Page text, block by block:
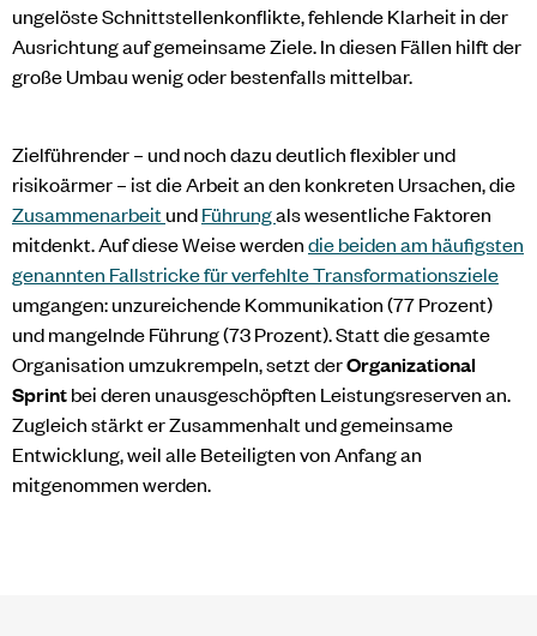
ungelöste Schnittstellenkonflikte, fehlende Klarheit in der
Ausrichtung auf gemeinsame Ziele. In diesen Fällen hilft der
große Umbau wenig oder bestenfalls mittelbar.
Zielführender – und noch dazu deutlich flexibler und
risikoärmer – ist die Arbeit an den konkreten Ursachen, die
ZusammenarbeitundFührungals wesentliche Faktoren
mitdenkt. Auf diese Weise werdendie beiden am häufigsten
genannten Fallstricke für verfehlte Transformationsziele
umgangen: unzureichende Kommunikation (77 Prozent)
und mangelnde Führung (73 Prozent). Statt die gesamte
Organisation umzukrempeln, setzt derOrganizational
Sprintbei deren unausgeschöpften Leistungsreserven an.
Zugleich stärkt er Zusammenhalt und gemeinsame
Entwicklung, weil alle Beteiligten von Anfang an
mitgenommen werden.